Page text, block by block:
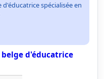
spécialisée en
belge d'éducatrice